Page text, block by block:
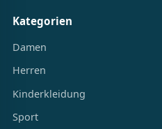
Kategorien
Damen
Herren
Kinderkleidung
Sport